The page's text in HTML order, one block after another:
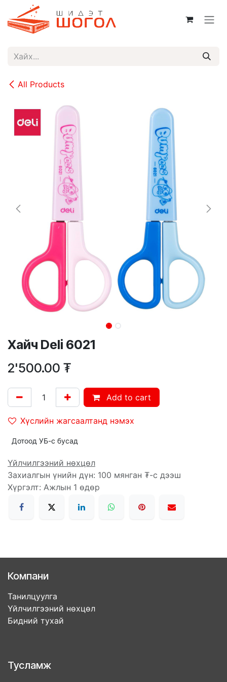
Skip to Content
All Products
Хайч Deli 6021
2'500.00 ₮
Add to cart
Хүслийн жагсаалтанд нэмэх
Дотоод УБ-с бусад
Үйлчилгээний нөхцөл
Захиалгын үнийн дүн: 100 мянган ₮-с дээш
Хүргэлт: Ажлын 1 өдөр
Компани
Танилцуулга
Үйлчилгээний нөхцөл
Бидний тухай
Тусламж